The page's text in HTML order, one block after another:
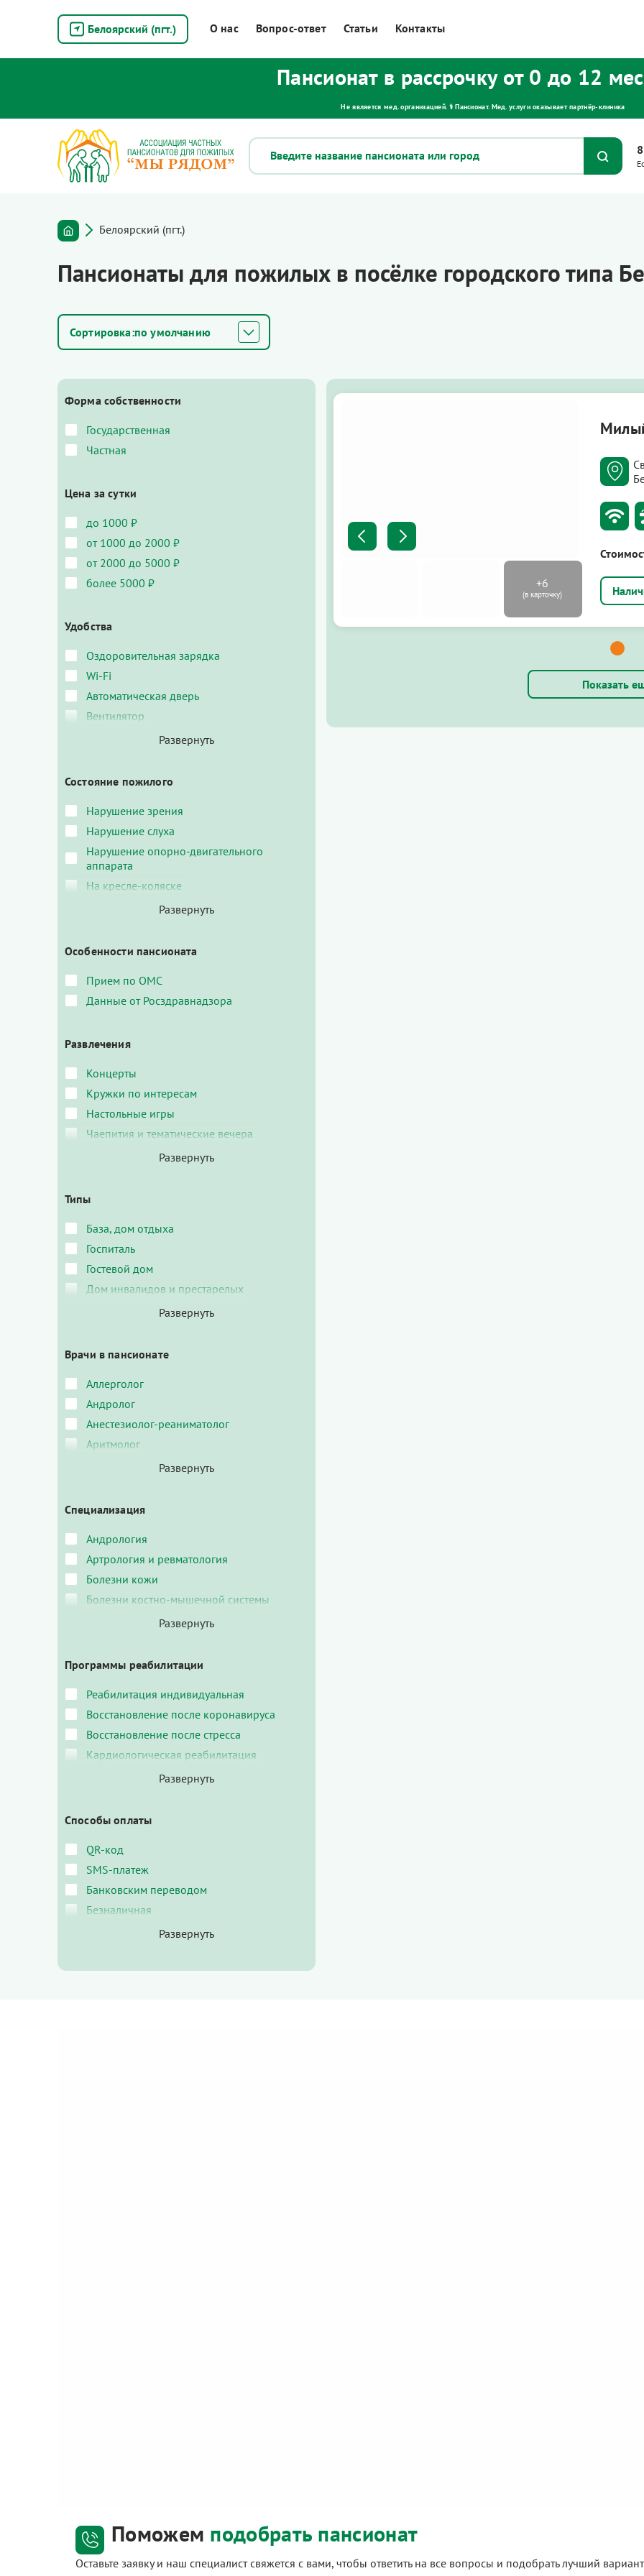
Белоярский (пгт.) О нас Вопрос-ответ Статьи Контакты
Пансионат в рассрочку от 0 до 12
Не является мед. организацией. ⚕ Пансионат. Мед. услуги оказывает партнёр‑клиника
Белоярский (пгт.)
Пансионаты для пожилых в посёлке городского типа
по умолчанию
Показать
Форма собственности
Государственная
Частная
Цена за сутки
до 1000 ₽
от 1000 до 2000 ₽
от 2000 до 5000 ₽
более 5000 ₽
Удобства
Оздоровительная зарядка
Wi-Fi
Автоматическая дверь
Вентилятор
Состояние пожилого
Нарушение зрения
Нарушение слуха
Нарушение опорно-двигательного
аппарата
На кресле-коляске
Особенности пансионата
Прием по ОМС
Данные от Росздравнадзора
Развлечения
Концерты
Кружки по интересам
Настольные игры
Чаепития и тематические вечера
Типы
База, дом отдыха
Госпиталь
Гостевой дом
Дом инвалидов и престарелых
Врачи в пансионате
Аллерголог
Андролог
Анестезиолог-реаниматолог
Аритмолог
Специализация
Андрология
Артрология и ревматология
Болезни кожи
Болезни костно-мышечной системы
Программы реабилитации
Реабилитация индивидуальная
Восстановление после коронавируса
Восстановление после стресса
Кардиологическая реабилитация
Способы оплаты
QR-код
SMS-платеж
Банковским переводом
Безналичная
Поможем подобрать пансионат
Оставьте заявку и наш специалист свяжется с вами, чтобы ответить на все вопросы и подобрать лучший